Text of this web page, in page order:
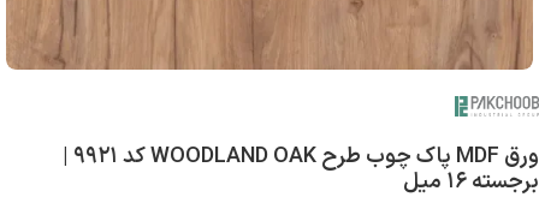
ورق MDF پاک چوب طرح WOODLAND OAK کد ۹۹۲۱ |
برجسته ۱۶ میل